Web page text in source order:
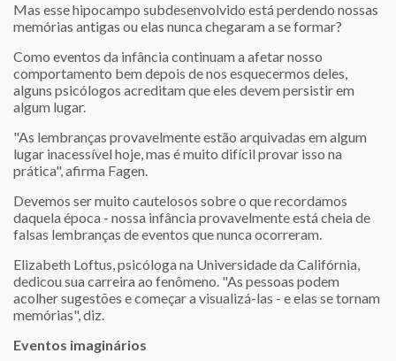
Mas esse hipocampo subdesenvolvido está perdendo nossas
memórias antigas ou elas nunca chegaram a se formar?
Como eventos da infância continuam a afetar nosso
comportamento bem depois de nos esquecermos deles,
alguns psicólogos acreditam que eles devem persistir em
algum lugar.
"As lembranças provavelmente estão arquivadas em algum
lugar inacessível hoje, mas é muito difícil provar isso na
prática", afirma Fagen.
Devemos ser muito cautelosos sobre o que recordamos
daquela época - nossa infância provavelmente está cheia de
falsas lembranças de eventos que nunca ocorreram.
Elizabeth Loftus, psicóloga na Universidade da Califórnia,
dedicou sua carreira ao fenômeno. "As pessoas podem
acolher sugestões e começar a visualizá-las - e elas se tornam
memórias", diz.
Eventos imaginários